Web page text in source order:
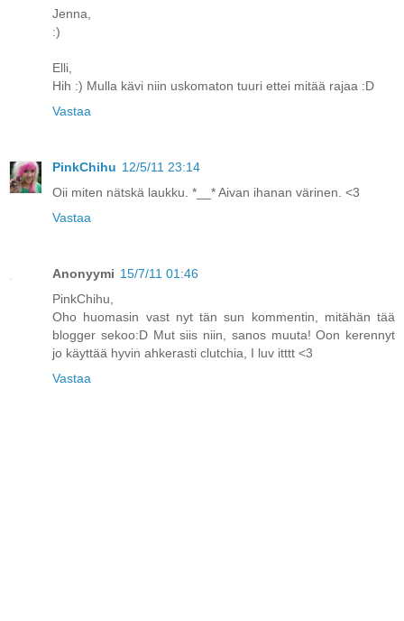
Jenna,
:)
Elli,
Hih :) Mulla kävi niin uskomaton tuuri ettei mitää rajaa :D
Vastaa
PinkChihu 12/5/11 23:14
Oii miten nätskä laukku. *__* Aivan ihanan värinen. <3
Vastaa
Anonyymi 15/7/11 01:46
PinkChihu,
Oho huomasin vast nyt tän sun kommentin, mitähän tää
blogger sekoo:D Mut siis niin, sanos muuta! Oon kerennyt
jo käyttää hyvin ahkerasti clutchia, I luv itttt <3
Vastaa